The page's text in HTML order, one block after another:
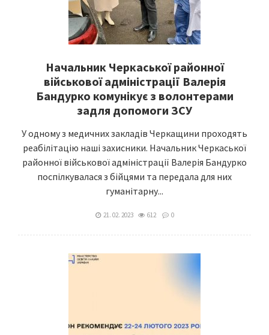
Начальник Черкаської районної
військової адміністрації Валерія
Бандурко комунікує з волонтерами
задля допомоги ЗСУ
У одному з медичних закладів Черкащини проходять
реабілітацію наші захисники. Начальник Черкаської
районної військової адміністрації Валерія Бандурко
поспілкувалася з бійцями та передала для них
гуманітарну...
21. 02. 2023 612 0